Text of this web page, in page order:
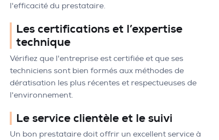
l'efficacité du prestataire.
Les certifications et l’expertise
technique
Vérifiez que l'entreprise est certifiée et que ses
techniciens sont bien formés aux méthodes de
dératisation les plus récentes et respectueuses de
l'environnement.
Le service clientèle et le suivi
Un bon prestataire doit offrir un excellent service à